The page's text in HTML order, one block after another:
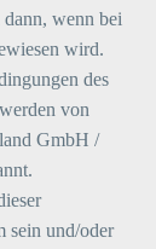
wenn bei
wird.
des
von
GmbH /
sein und/oder